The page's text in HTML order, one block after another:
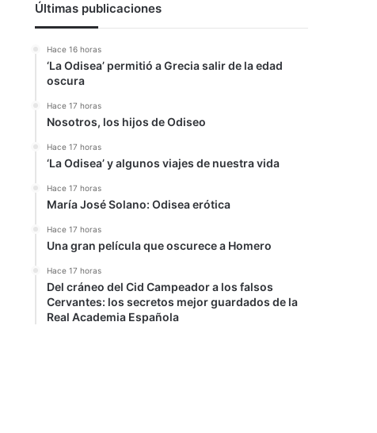
Últimas publicaciones
Hace 16 horas
‘La Odisea’ permitió a Grecia salir de la edad
oscura
Hace 17 horas
Nosotros, los hijos de Odiseo
Hace 17 horas
‘La Odisea’ y algunos viajes de nuestra vida
Hace 17 horas
María José Solano: Odisea erótica
Hace 17 horas
Una gran película que oscurece a Homero
Hace 17 horas
Del cráneo del Cid Campeador a los falsos
Cervantes: los secretos mejor guardados de la
Real Academia Española